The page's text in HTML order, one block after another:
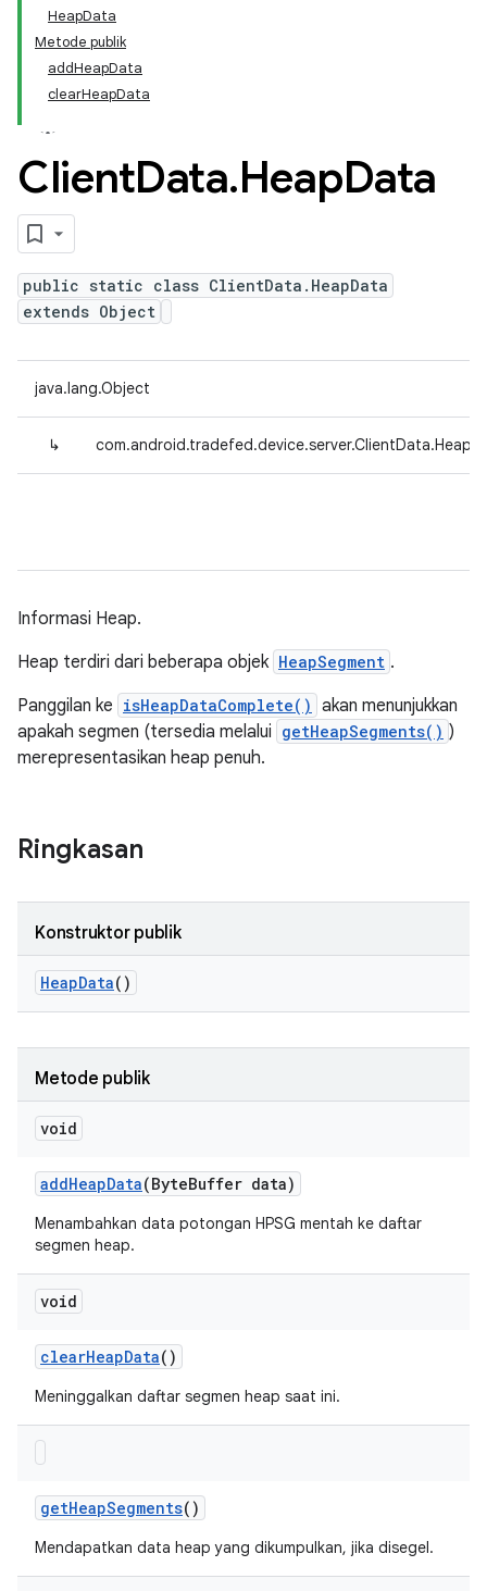
HeapData
Metode publik
addHeapData
clearHeapData
ClientData.HeapData
public static class ClientData.HeapData
extends Object
java.lang.Object
↳
Informasi Heap.
Heap terdiri dari beberapa objek HeapSegment .
Panggilan ke isHeapDataComplete() akan menunjukkan
apakah segmen (tersedia melalui getHeapSegments() )
merepresentasikan heap penuh.
Ringkasan
Konstruktor publik
HeapData()
Metode publik
void
addHeapData(ByteBuffer data)
Menambahkan data potongan HPSG mentah ke daftar
segmen heap.
void
clearHeapData()
Meninggalkan daftar segmen heap saat ini.
getHeapSegments()
Mendapatkan data heap yang dikumpulkan, jika disegel.